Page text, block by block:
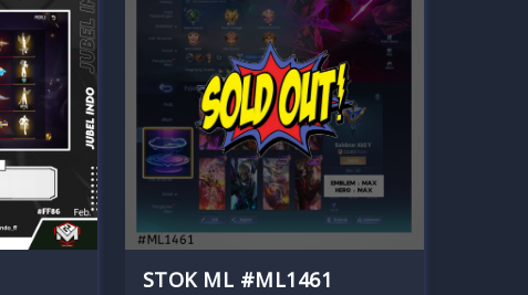
STOK ML #ML1461